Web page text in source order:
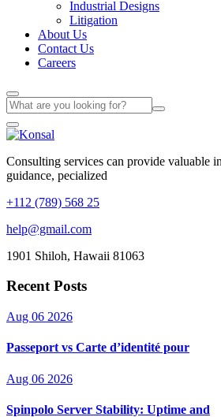
Industrial Designs
Litigation
About Us
Contact Us
Careers
Consulting services can provide valuable
guidance, pecialized
+112 (789) 568 25
help@gmail.com
1901 Shiloh, Hawaii 81063
Recent Posts
Aug 06 2026
Passeport vs Carte d’identité pour
Aug 06 2026
Spinpolo Server Stability: Uptime and